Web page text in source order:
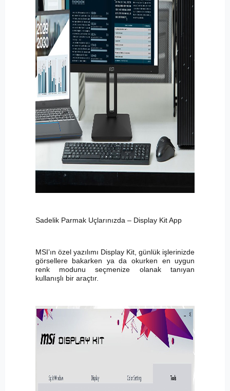
Sadelik Parmak Uçlarınızda – Display Kit App
MSI’ın özel yazılımı Display Kit, günlük işlerinizde
görsellere bakarken ya da okurken en uygun
renk modunu seçmenize olanak tanıyan
kullanışlı bir araçtır.